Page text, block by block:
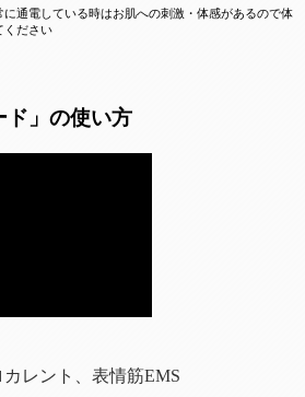
通電している時はお肌への刺激・体感があるので体
ください
ド」の使い方
レント、表情筋EMS